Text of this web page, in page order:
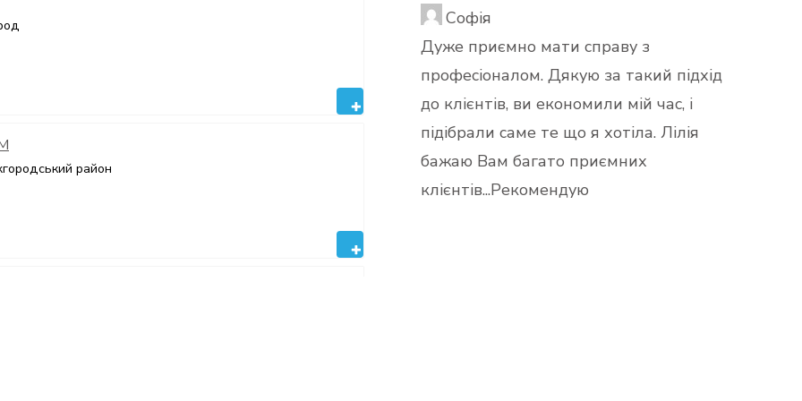
район
Софія
Дуже приємно мати справу з
професіоналом. Дякую за такий підхід
до клієнтів, ви економили мій час, і
підібрали саме те що я хотіла. Лілія
бажаю Вам багато приємних
клієнтів...Рекомендую